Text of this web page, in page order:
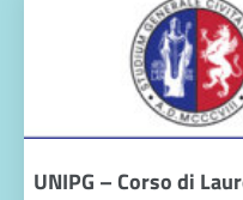
UNIPG – Corso di